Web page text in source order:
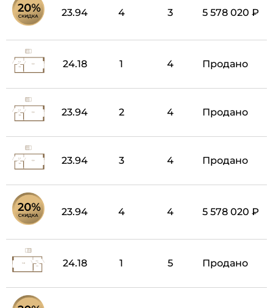
23.94 4 3 5 578 020 ₽
24.18 1 4 Продано
23.94 2 4 Продано
23.94 3 4 Продано
23.94 4 4 5 578 020 ₽
24.18 1 5 Продано